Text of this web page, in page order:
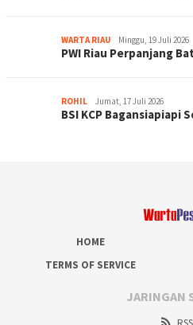
WARTA RIAU Minggu, 19 Juli 2026
PWI Riau Perpanjang
ROHIL Jumat, 17 Juli 2026
BSI KCP Bagansiapiapi
HOME
TERMS OF SERVICE
JARINGAN